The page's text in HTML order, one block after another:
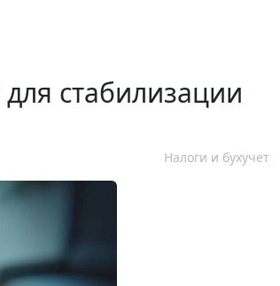
стабилизации
Налоги и бухучет